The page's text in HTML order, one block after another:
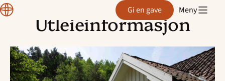
innhold
Region
Telemark Gi en gave Meny
Utleieinformasjon